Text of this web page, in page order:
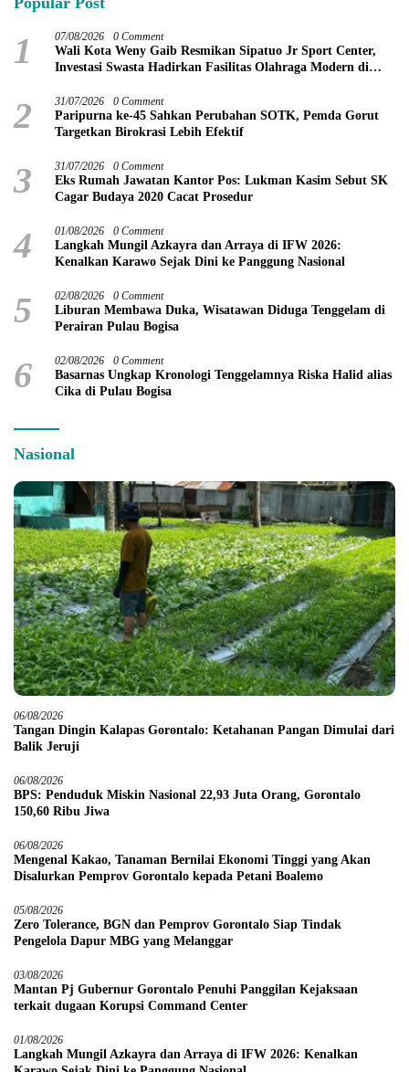
1 07/08/2026 0 Comment
Wali Kota Weny Gaib Resmikan Sipatuo Jr Sport Center,
Investasi Swasta Hadirkan Fasilitas Olahraga Modern di
2 31/07/2026 0 Comment
Paripurna ke-45 Sahkan Perubahan SOTK, Pemda Gorut
Targetkan Birokrasi Lebih Efektif
3 31/07/2026 0 Comment
Eks Rumah Jawatan Kantor Pos: Lukman Kasim Sebut SK
Cagar Budaya 2020 Cacat Prosedur
4 01/08/2026 0 Comment
Langkah Mungil Azkayra dan Arraya di IFW 2026:
Kenalkan Karawo Sejak Dini ke Panggung Nasional
5 02/08/2026 0 Comment
Liburan Membawa Duka, Wisatawan Diduga Tenggelam di
Perairan Pulau Bogisa
6 02/08/2026 0 Comment
Basarnas Ungkap Kronologi Tenggelamnya Riska Halid alias
Cika di Pulau Bogisa
Nasional
06/08/2026
Tangan Dingin Kalapas Gorontalo: Ketahanan Pangan Dimulai dari
Balik Jeruji
06/08/2026
BPS: Penduduk Miskin Nasional 22,93 Juta Orang, Gorontalo
150,60 Ribu Jiwa
06/08/2026
Mengenal Kakao, Tanaman Bernilai Ekonomi Tinggi yang Akan
Disalurkan Pemprov Gorontalo kepada Petani Boalemo
05/08/2026
Zero Tolerance, BGN dan Pemprov Gorontalo Siap Tindak
Pengelola Dapur MBG yang Melanggar
03/08/2026
Mantan Pj Gubernur Gorontalo Penuhi Panggilan Kejaksaan
terkait dugaan Korupsi Command Center
01/08/2026
Langkah Mungil Azkayra dan Arraya di IFW 2026: Kenalkan